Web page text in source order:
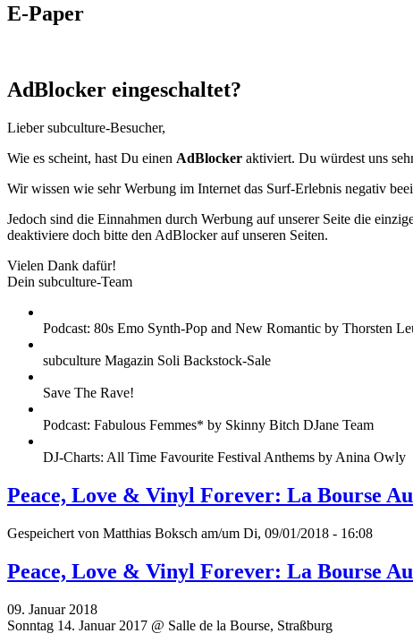
E-Paper
AdBlocker eingeschaltet?
Lieber subculture-Besucher,
Wie es scheint, hast Du einen AdBlocker aktiviert. Du würdest uns
Wir wissen wie sehr Werbung im Internet das Surf-Erlebnis negativ
Jedoch sind die Einnahmen durch Werbung auf unserer Seite die
deaktiviere doch bitte den AdBlocker auf unseren Seiten.
Vielen Dank dafür!
Dein subculture-Team
Podcast: 80s Emo Synth-Pop and New Romantic by Thorsten
subculture Magazin Soli Backstock-Sale
Save The Rave!
Podcast: Fabulous Femmes* by Skinny Bitch DJane Team
DJ-Charts: All Time Favourite Festival Anthems by Anina Owly
Peace, Love & Vinyl Forever: La Bourse
Gespeichert von Matthias Boksch am/um Di, 09/01/2018 - 16:08
Peace, Love & Vinyl Forever: La Bourse
09. Januar 2018
Sonntag 14. Januar 2017 @ Salle de la Bourse, Straßburg